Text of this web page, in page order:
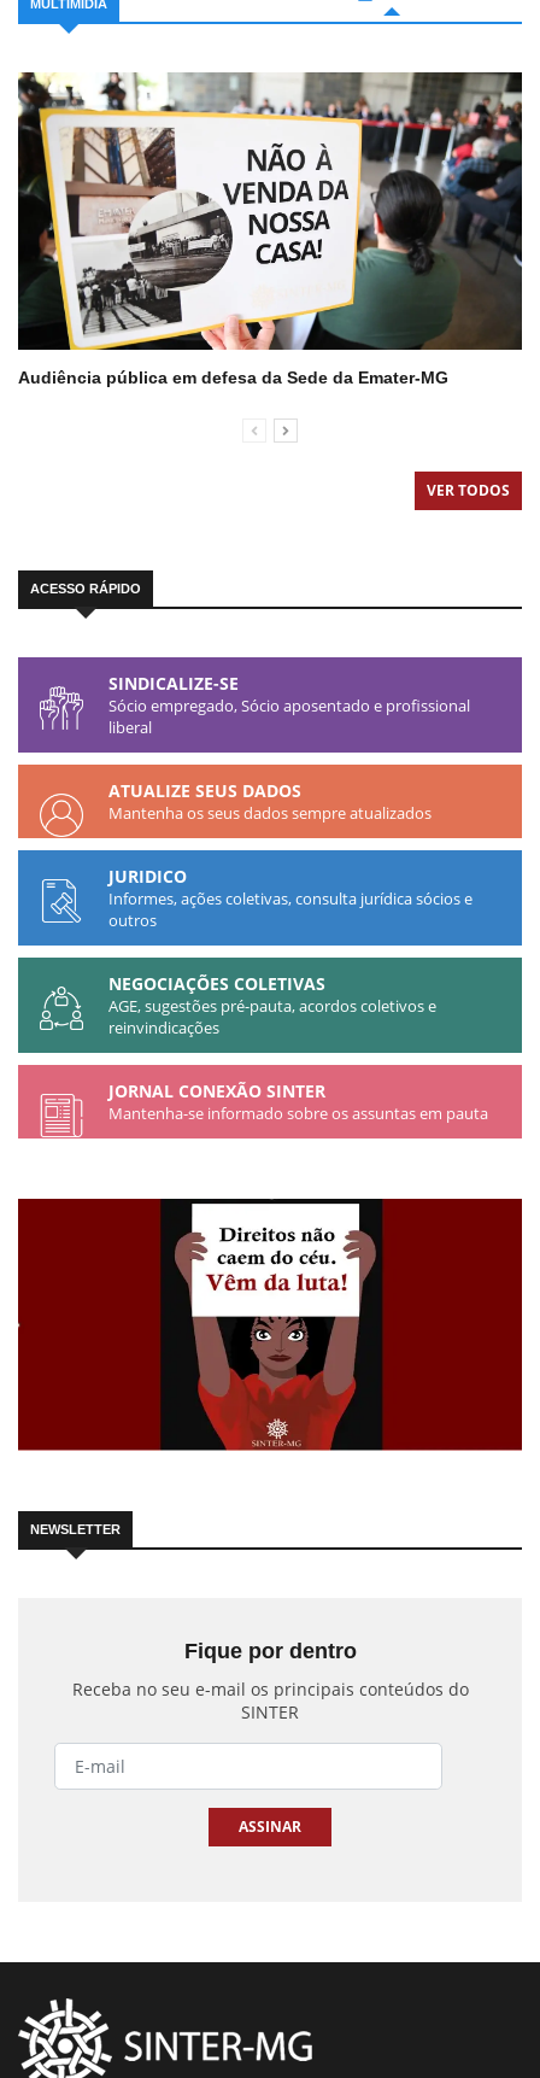
MULTIMIDIA
Audiência pública em defesa da Sede da Emater-MG
VER TODOS
ACESSO RÁPIDO
SINDICALIZE-SE
Sócio empregado, Sócio aposentado e profissional
liberal
ATUALIZE SEUS DADOS
Mantenha os seus dados sempre atualizados​
JURIDICO
Informes, ações coletivas, consulta jurídica sócios e
outros​
NEGOCIAÇÕES COLETIVAS
AGE, sugestões pré-pauta, acordos coletivos e
reinvindicações​
JORNAL CONEXÃO SINTER​
Mantenha-se informado sobre os assuntas em pauta
NEWSLETTER
Fique por dentro
Receba no seu e-mail os principais conteúdos do
SINTER
ASSINAR